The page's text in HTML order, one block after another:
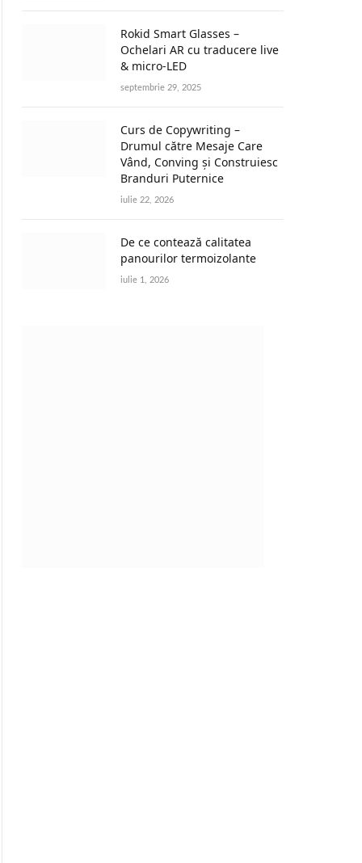
Rokid Smart Glasses –
Ochelari AR cu traducere live
& micro-LED
septembrie 29, 2025
Curs de Copywriting –
Drumul către Mesaje Care
Vând, Conving și Construiesc
Branduri Puternice
iulie 22, 2026
De ce contează calitatea
panourilor termoizolante
iulie 1, 2026